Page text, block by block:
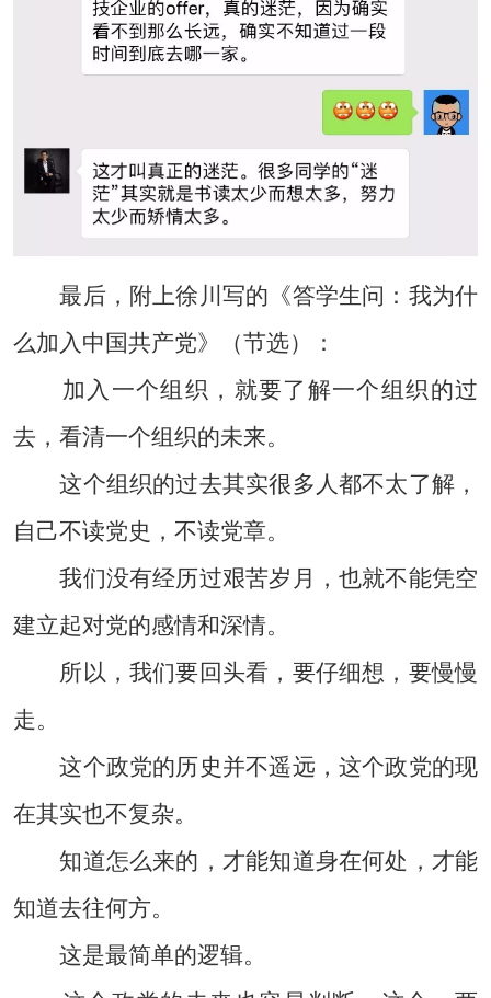
最后，附上徐川写的《答学生问：我为什
么加入中国共产党》（节选）：
加入一个组织，就要了解一个组织的过
去，看清一个组织的未来。
这个组织的过去其实很多人都不太了解，
自己不读党史，不读党章。
我们没有经历过艰苦岁月，也就不能凭空
建立起对党的感情和深情。
所以，我们要回头看，要仔细想，要慢慢
走。
这个政党的历史并不遥远，这个政党的现
在其实也不复杂。
知道怎么来的，才能知道身在何处，才能
知道去往何方。
这是最简单的逻辑。